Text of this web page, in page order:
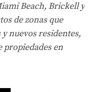
Beach, Brickell y
de zonas que
nuevos residentes,
propiedades en